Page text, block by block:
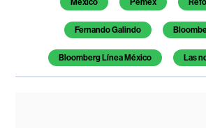
México Pemex
Fernando Galindo
Bloomberg Línea México Las